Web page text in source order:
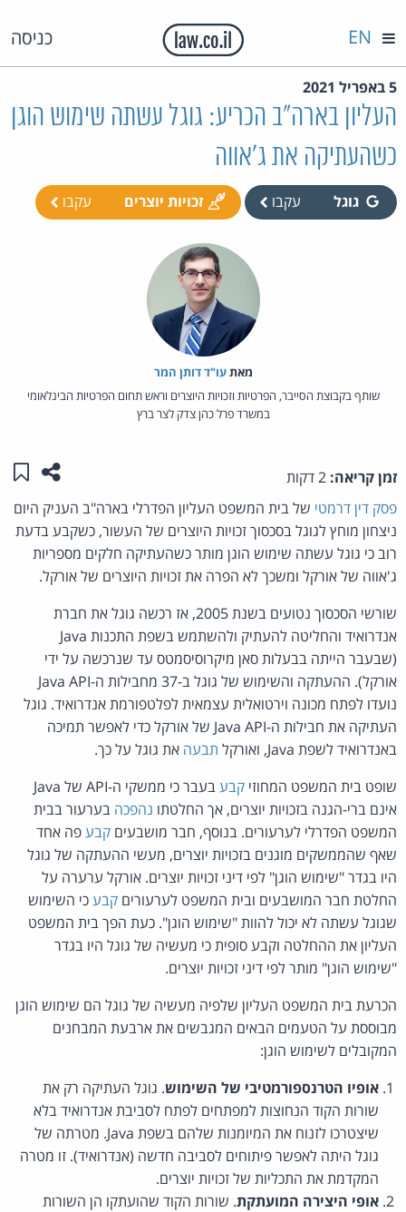
כניסה EN
5 באפריל 2021
העליון בארה"ב הכריע: גוגל עשתה שימוש הוגן
כשהעתיקה את ג'אווה
גוגל עקבו זכויות יוצרים עקבו
מאת‏עו"ד דותן המר
שותף בקבוצת הסייבר, הפרטיות וזכויות היוצרים וראש תחום הפרטיות הבינלאומי
במשרד פרל כהן צדק לצר ברץ
זמן קריאה: שתפו
פסק דין דרמטי של בית המשפט העליון הפדרלי בארה"ב העניק היום
ניצחון מוחץ לגוגל בסכסוך זכויות היוצרים של העשור, כשקבע בדעת
רוב כי גוגל עשתה שימוש הוגן מותר כשהעתיקה חלקים מספריות
ג'אווה של אורקל ומשכך לא הפרה את זכויות היוצרים של אורקל.
שורשי הסכסוך נטועים בשנת 2005, אז רכשה גוגל את חברת
אנדרואיד והחליטה להעתיק ולהשתמש בשפת התכנות Java
(שבעבר הייתה בבעלות סאן מיקרוסיסמטס עד שנרכשה על ידי
אורקל). ההעתקה והשימוש של גוגל ב-37 מחבילות ה-Java API
נועדו לפתח מכונה וירטואלית עצמאית לפלטפורמת אנדרואיד. גוגל
העתיקה את חבילות ה-Java API של אורקל כדי לאפשר תמיכה
באנדרואיד לשפת Java, ואורקל
תבעה את גוגל על כך.
שופט בית המשפט המחוזי קבע
בעבר כי ממשקי ה-API של Java
אינם ברי-הגנה בזכויות יוצרים, אך החלטתו נהפכה בערעור בבית
המשפט הפדרלי לערעורים. בנוסף, חבר מושבעים קבעפה אחד
שאף שהממשקים מוגנים בזכויות יוצרים, מעשי ההעתקה של גוגל
היו בגדר "שימוש הוגן" לפי דיני זכויות יוצרים. אורקל ערערה על
החלטת חבר המושבעים ובית המשפט לערעורים קבעכי השימוש
שגוגל עשתה לא יכול להוות "שימוש הוגן". כעת הפך בית המשפט
העליון את ההחלטה וקבע סופית כי מעשיה של גוגל היו בגדר
"שימוש הוגן" מותר לפי דיני זכויות יוצרים.
הכרעת בית המשפט העליון שלפיה מעשיה של גוגל הם שימוש הוגן
מבוססת על הטעמים הבאים המגבשים את ארבעת המבחנים
המקובלים לשימוש הוגן:
אופיו הטרנספורמטיבי של השימוש. גוגל העתיקה רק את
שורות הקוד הנחוצות למפתחים לפתח לסביבת אנדרואיד בלא
שיצטרכו לזנוח את המיומנות שלהם בשפת Java. מטרתה של
גוגל היתה לאפשר פיתוחים לסביבה חדשה (אנדרואיד). זו מטרה
המקדמת את התכליות של זכויות יוצרים.
אופי היצירה המועתקת. שורות הקוד שהועתקו הן השורות